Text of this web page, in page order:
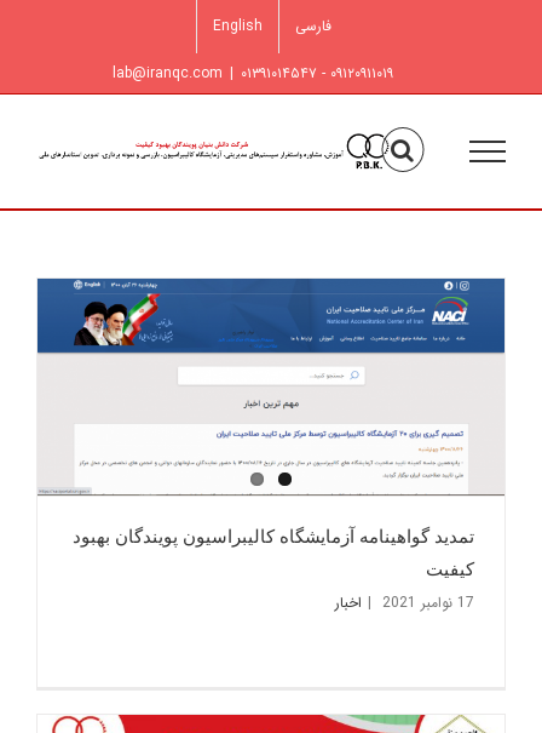
فارسی English
۰۹۱۲۰۹۱۱۰۱۹ - ۰۱۳۹۱۰۱۴۵۴۷ |
lab@iranqc.com
تمدید گواهینامه آزمایشگاه کالیبراسیون پویندگان بهبود
کیفیت
17 نوامبر 2021 | اخبار